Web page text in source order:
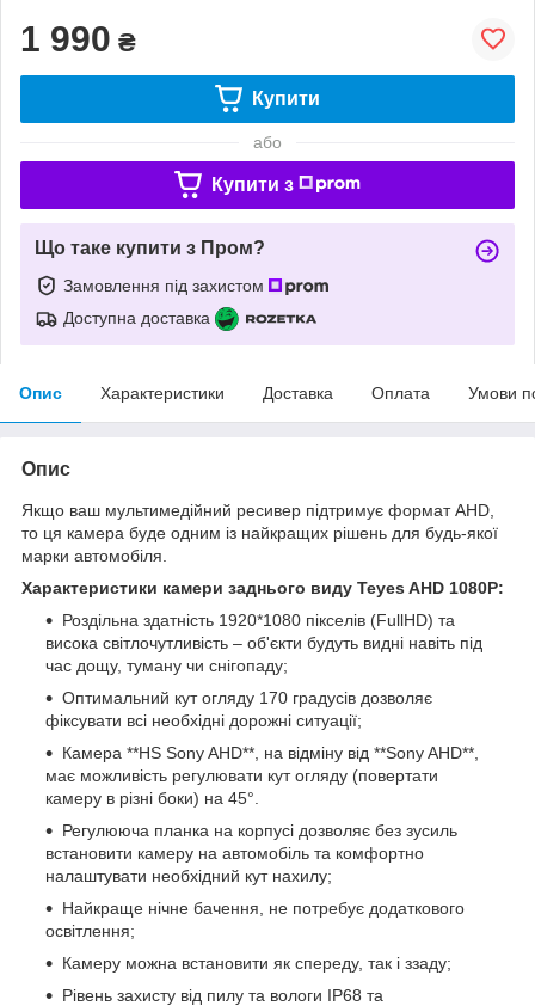
1 990 ₴
Купити
або
Купити з
Що таке купити з Пром?
Замовлення під захистом
Доступна доставка
Опис Характеристики Доставка Оплата Умови
Опис
Якщо ваш мультимедійний ресивер підтримує формат AHD,
то ця камера буде одним із найкращих рішень для будь-якої
марки автомобіля.
Характеристики камери заднього виду Teyes AHD 1080P:
Роздільна здатність 1920*1080 пікселів (FullHD) та
висока світлочутливість – об'єкти будуть видні навіть під
час дощу, туману чи снігопаду;
Оптимальний кут огляду 170 градусів дозволяє
фіксувати всі необхідні дорожні ситуації;
Камера **HS Sony AHD**, на відміну від **Sony AHD**,
має можливість регулювати кут огляду (повертати
камеру в різні боки) на 45°.
Регулююча планка на корпусі дозволяє без зусиль
встановити камеру на автомобіль та комфортно
налаштувати необхідний кут нахилу;
Найкраще нічне бачення, не потребує додаткового
освітлення;
Камеру можна встановити як спереду, так і ззаду;
Рівень захисту від пилу та вологи IP68 та